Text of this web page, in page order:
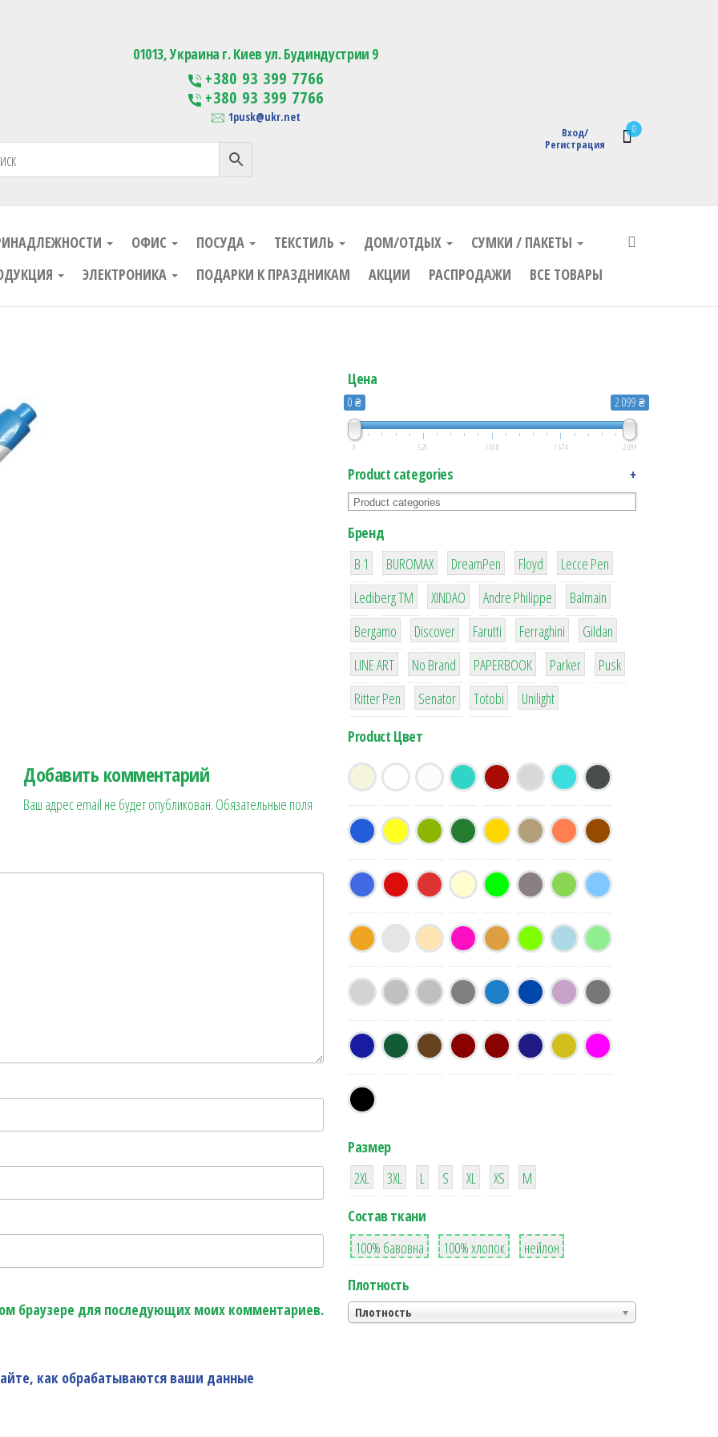
Изготовление сувенирной продукции с логотипом
0
Вход/
Регистрация
01013, Украина г. Киев ул. Будиндустрии 9
+380 93 399 7766
+380 93 399 7766
1pusk@ukr.net
ОФИС ПОСУДА ТЕКСТИЛЬ ДОМ/ОТДЫХ
СУМКИ / ПАКЕТЫ
ЭЛЕКТРОНИКА ПОДАРКИ К ПРАЗДНИКАМ АКЦИИ РАСПРОДАЖИ ВСЕ ТОВАРЫ
Добавить комментарий
Ваш адрес email не будет опубликован. Обязательные поля
браузере для последующих моих комментариев.
как обрабатываются ваши данные
Цена
0 ₴ 2 099 ₴
0 525 1 050 1 574 2 099
Product categories +
Бренд
B 1
1
BUROMAX
1
DreamPen
2
Floyd
2
Lecce Pen
3
Lediberg ТМ
3
XINDAO
1
Andre Philippe
4
Balmain
26
Bergamo
64
Discover
299
Farutti
4
Ferraghini
42
Gildan
4
LINE ART
90
No Brand
8
PAPERBOOK
6
Parker
2
Pusk
22
Ritter Pen
15
Senator
43
Totobi
1
Unilight
Product Цвет
Размер
38
2XL
16
3XL
42
L
42
S
42
XL XS
М
Состав ткани
8
100% бавовна
36
100% хлопок
2
нейлон
Плотность
Плотность